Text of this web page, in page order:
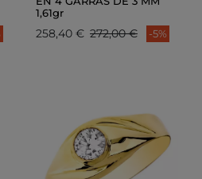
1,61gr
258,40 € 272,00 € -5%